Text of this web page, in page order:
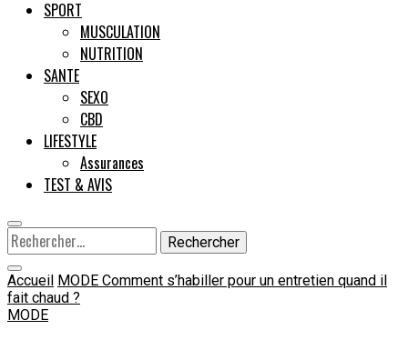
SPORT
MUSCULATION
NUTRITION
SANTE
SEXO
CBD
LIFESTYLE
Assurances
TEST & AVIS
Rechercher :
Accueil MODE Comment s’habiller pour un entretien quand il
fait chaud ?
MODE